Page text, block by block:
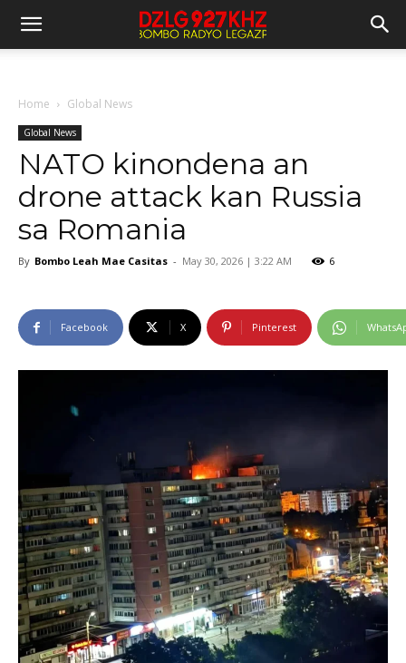
Home Global News
Global News
NATO kinondena an
drone attack kan Russia
sa Romania
By Bombo Leah Mae Casitas - May 30, 2026 | 3:22 AM 6
Facebook X Pinterest